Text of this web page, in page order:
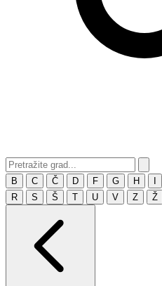
B C Č D F G H
R
S Š T U V Z Ž